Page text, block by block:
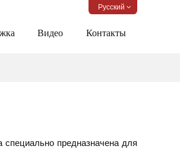
Русский
Видео Контакты
специально предназначена для